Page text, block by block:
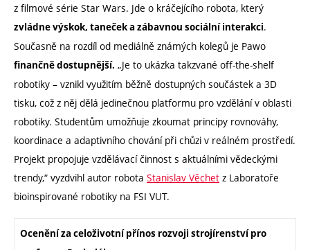
z filmové série Star Wars. Jde o kráčejícího robota, který
zvládne výskok, taneček a zábavnou sociální interakci.
Současně na rozdíl od mediálně známých kolegů je Pawo
finančně dostupnější. „Je to ukázka takzvané off-the-shelf
robotiky – vznikl využitím běžně dostupných součástek a 3D
tisku, což z něj dělá jedinečnou platformu pro vzdělání v oblasti
robotiky. Studentům umožňuje zkoumat principy rovnováhy,
koordinace a adaptivního chování při chůzi v reálném prostředí.
Projekt propojuje vzdělávací činnost s aktuálními vědeckými
trendy,“ vyzdvihl autor robota Stanislav Věchet z Laboratoře
bioinspirované robotiky na FSI VUT.
Ocenění za celoživotní přínos rozvoji strojírenství pro